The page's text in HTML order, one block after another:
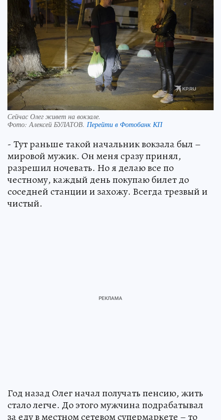
Сейчас Олег живет на вокзале.
Фото:Алексей БУЛАТОВ. Перейти в Фотобанк КП
- Тут раньше такой начальник вокзала был –
мировой мужик. Он меня сразу принял,
разрешил ночевать. Но я делаю все по
честному, каждый день покупаю билет до
соседней станции и захожу. Всегда трезвый и
чистый.
Год назад Олег начал получать пенсию, жить
стало легче. До этого мужчина подрабатывал
за еду в местном сетевом супермаркете – то